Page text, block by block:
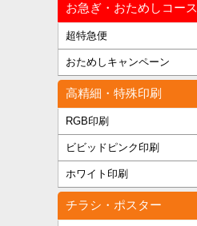
お急ぎ・おためしコース
超特急便
おためしキャンペーン
高精細・特殊印刷
RGB印刷
ビビッドピンク印刷
ホワイト印刷
チラシ・ポスター